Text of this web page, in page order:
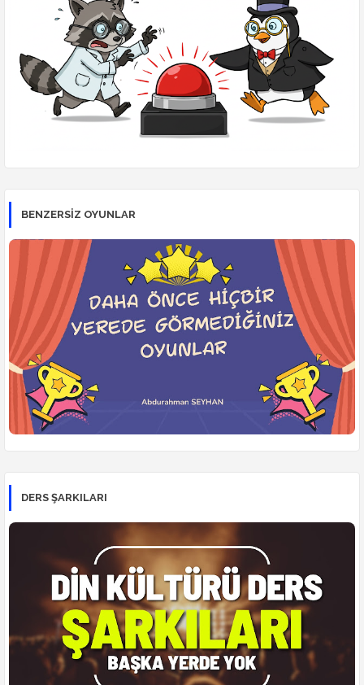
BENZERSİZ OYUNLAR
DERS ŞARKILARI